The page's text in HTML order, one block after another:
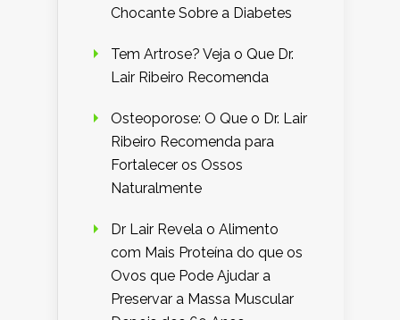
Chocante Sobre a Diabetes
Tem Artrose? Veja o Que Dr.
Lair Ribeiro Recomenda
Osteoporose: O Que o Dr. Lair
Ribeiro Recomenda para
Fortalecer os Ossos
Naturalmente
Dr Lair Revela o Alimento
com Mais Proteína do que os
Ovos que Pode Ajudar a
Preservar a Massa Muscular